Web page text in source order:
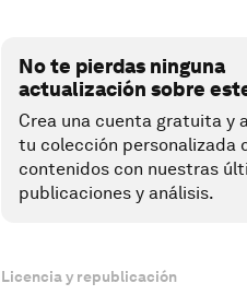
No te pierdas ninguna
actualización sobre
Crea una cuenta gratuita y
tu colección personalizada
contenidos con nuestras
publicaciones y análisis.
Licencia y republicación